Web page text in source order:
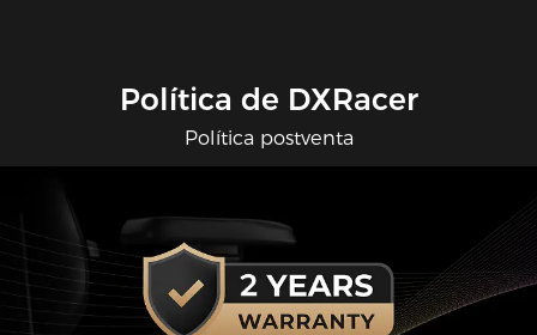
Política de DXRacer
Política postventa